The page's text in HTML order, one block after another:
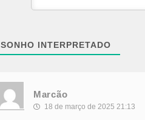
SONHO INTERPRETADO
Marcão
18 de março de 2025 21:13